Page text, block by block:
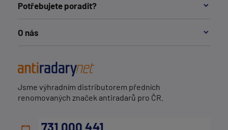
Potřebujete poradit?
O nás
Jsme výhradním distributorem předních
renomovaných značek antiradarů pro ČR.
731 000 441